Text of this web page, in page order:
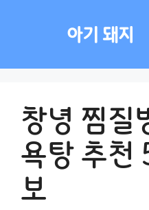
아기 돼지
창녕 찜질
욕탕 추천
보